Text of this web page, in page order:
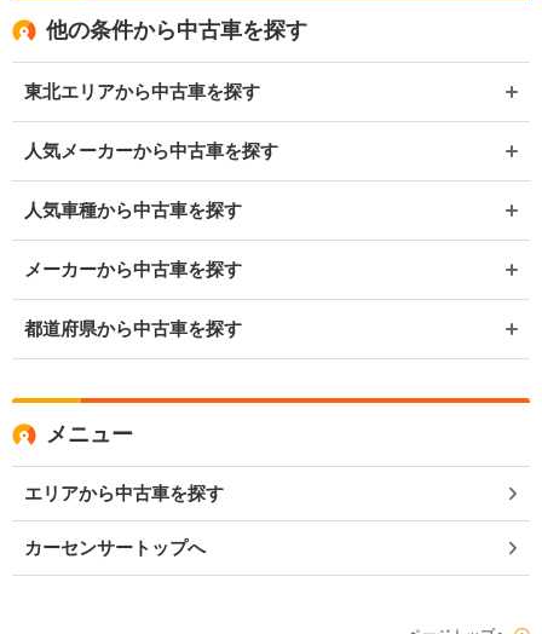
他の条件から中古車を探す
東北エリアから中古車を探す
人気メーカーから中古車を探す
人気車種から中古車を探す
メーカーから中古車を探す
都道府県から中古車を探す
メニュー
エリアから中古車を探す
カーセンサートップへ